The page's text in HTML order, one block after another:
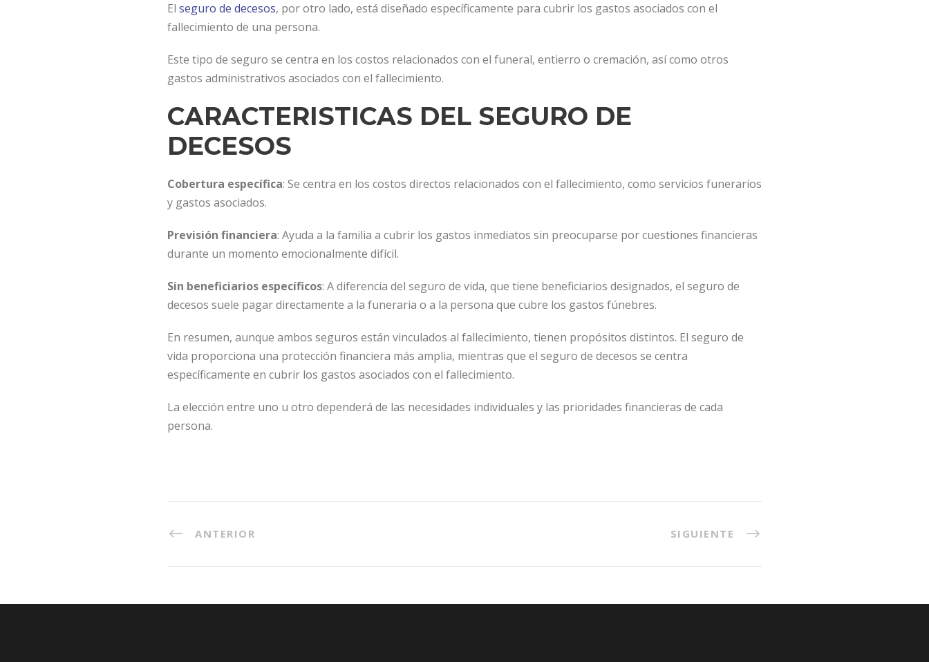
El seguro de decesos, por otro lado, está diseñado específicamente para cubrir los gastos asociados con el
fallecimiento de una persona.
Este tipo de seguro se centra en los costos relacionados con el funeral, entierro o cremación, así como otros
gastos administrativos asociados con el fallecimiento.
CARACTERISTICAS DEL SEGURO DE
DECESOS
Cobertura específica: Se centra en los costos directos relacionados con el fallecimiento, como servicios funerarios
y gastos asociados.
Previsión financiera: Ayuda a la familia a cubrir los gastos inmediatos sin preocuparse por cuestiones financieras
durante un momento emocionalmente difícil.
Sin beneficiarios específicos: A diferencia del seguro de vida, que tiene beneficiarios designados, el seguro de
decesos suele pagar directamente a la funeraria o a la persona que cubre los gastos fúnebres.
En resumen, aunque ambos seguros están vinculados al fallecimiento, tienen propósitos distintos. El seguro de
vida proporciona una protección financiera más amplia, mientras que el seguro de decesos se centra
específicamente en cubrir los gastos asociados con el fallecimiento.
La elección entre uno u otro dependerá de las necesidades individuales y las prioridades financieras de cada
persona.
ANTERIOR SIGUIENTE